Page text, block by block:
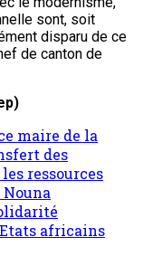
sont, soit
disparu de ce
de canton de
maire de la
des
ressources
Etats africains